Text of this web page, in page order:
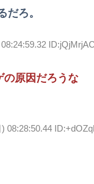
だろ。
の原因だろうな
08:28:50.44